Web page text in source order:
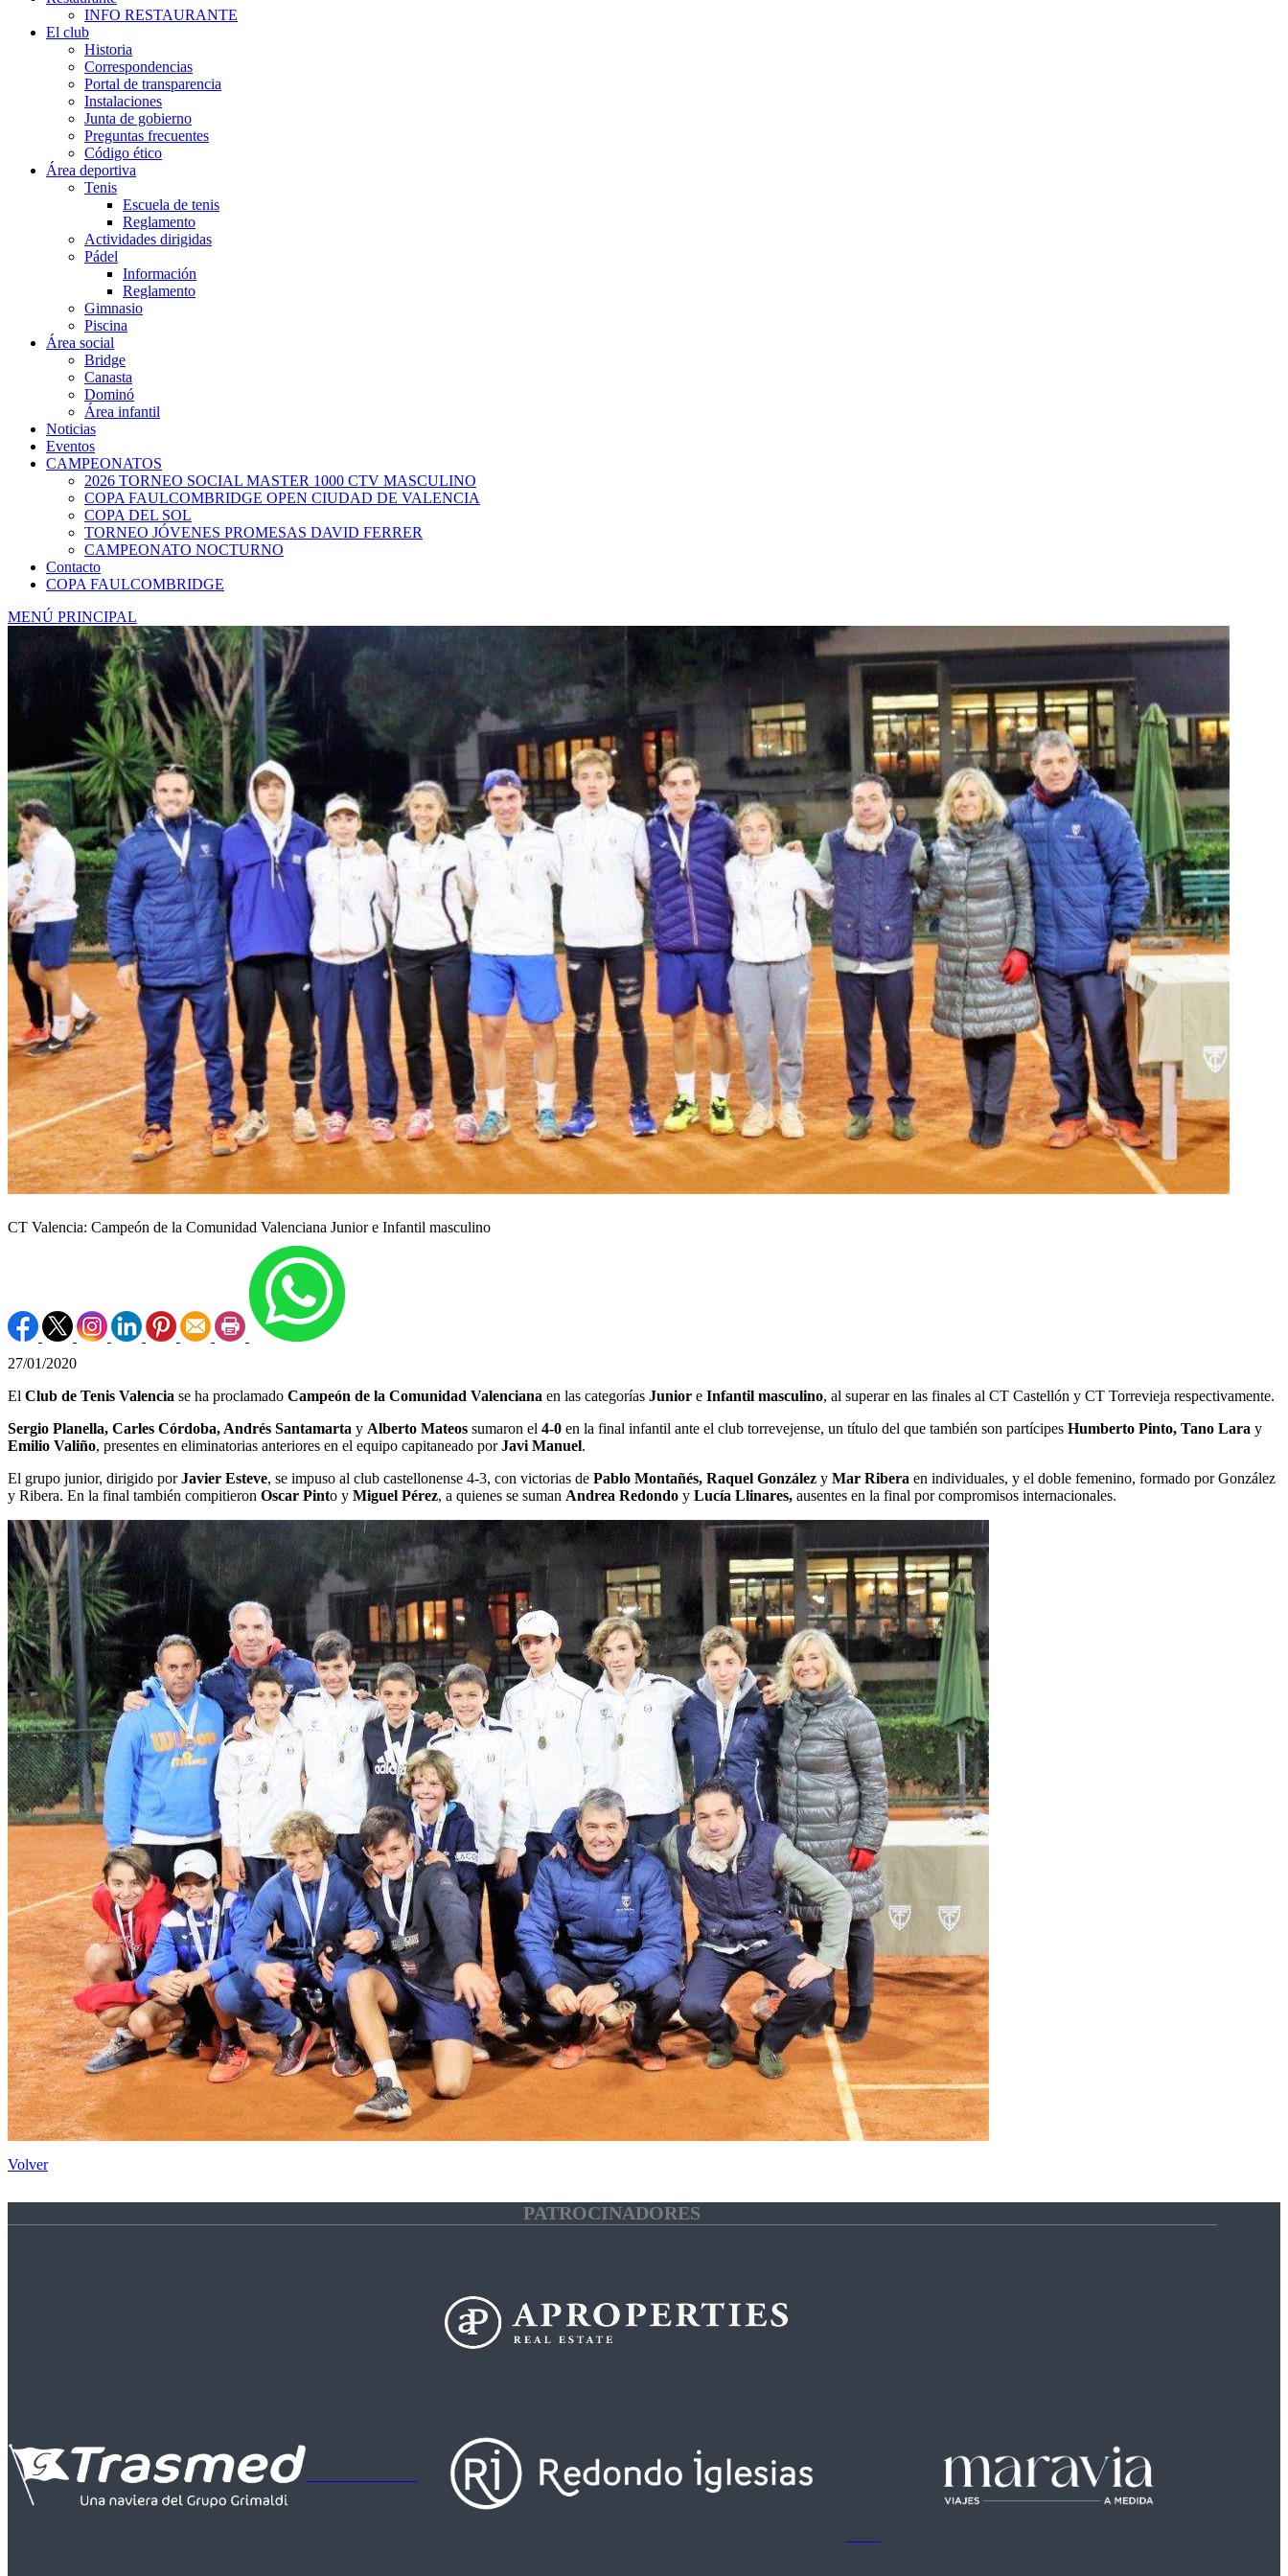
INFO RESTAURANTE
El club
Historia
Correspondencias
Portal de transparencia
Instalaciones
Junta de gobierno
Preguntas frecuentes
Código ético
Área deportiva
Tenis
Escuela de tenis
Reglamento
Actividades dirigidas
Pádel
Información
Reglamento
Gimnasio
Piscina
Área social
Bridge
Canasta
Dominó
Área infantil
Noticias
Eventos
CAMPEONATOS
2026 TORNEO SOCIAL MASTER 1000 CTV MASCULINO
COPA FAULCOMBRIDGE OPEN CIUDAD DE VALENCIA
COPA DEL SOL
TORNEO JÓVENES PROMESAS DAVID FERRER
CAMPEONATO NOCTURNO
Contacto
COPA FAULCOMBRIDGE
MENÚ PRINCIPAL
CT Valencia: Campeón de la Comunidad Valenciana Junior e Infantil masculino
27/01/2020
El Club de Tenis Valencia se ha proclamado Campeón de la Comunidad Valenciana en las categorías Junior e Infantil masculino, al superar en las finales al CT Castellón y CT Torrevieja respectivamente.
Sergio Planella, Carles Córdoba, Andrés Santamarta y Alberto Mateos sumaron el 4-0 en la final infantil ante el club torrevejense, un título del que también son partícipes Humberto Pinto, Tano Lara y
Emilio Valiño, presentes en eliminatorias anteriores en el equipo capitaneado porJavi Manuel.
El grupo junior, dirigido porJavier Esteve, se impuso al club castellonense 4-3, con victorias de Pablo Montañés, Raquel González y Mar Ribera en individuales, y el doble femenino, formado por González
y Ribera. En la final también compitieron Oscar Pinto y Miguel Pérez, a quienes se suman Andrea Redondo y Lucía Llinares, ausentes en la final por compromisos internacionales.
Volver
PATROCINADORES